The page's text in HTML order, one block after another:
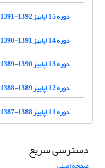
دوره 15 (پاییز 1392-1391)
دوره 14 (پاییز 1391-1390)
دوره 13 (پاییز 1390-1389)
دوره 12 (پاییز 1389-1388)
دوره 11 (پاییز 1388-1387)
دسترسی سریع